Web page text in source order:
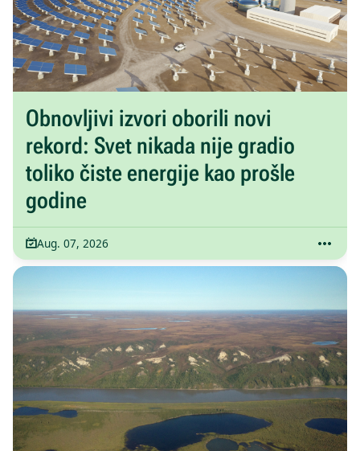
Obnovljivi izvori oborili novi
rekord: Svet nikada nije gradio
toliko čiste energije kao prošle
godine
Aug. 07, 2026